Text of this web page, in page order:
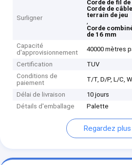
Surligner
Corde de fil
Corde de
terrain de jeu
,
Corde
de 16 mm
Capacité
d'approvisionnement
40000 mètres
Certification
TUV
Conditions de
paiement
T/T, D/P, L/C,
Délai de livraison
10 jours
Détails d'emballage
Palette
Regardez plus